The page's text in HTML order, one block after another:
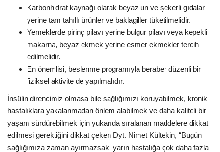
Karbonhidrat kaynağı olarak beyaz un ve şekerli gıdalar
yerine tam tahıllı ürünler ve baklagiller tüketilmelidir.
Yemeklerde pirinç pilavı yerine bulgur pilavı veya kepekli
makarna, beyaz ekmek yerine esmer ekmekler tercih
edilmelidir.
En önemlisi, beslenme programıyla beraber düzenli bir
fiziksel aktivite de yapılmalıdır.
İnsülin direncimiz olmasa bile sağlığımızı koruyabilmek, kronik
hastalıklara yakalanmadan önlem alabilmek ve daha kaliteli bir
yaşam sürdürebilmek için yukarıda sıralanan maddelere dikkat
edilmesi gerektiğini dikkat çeken Dyt. Nimet Kültekin, “Bugün
sağlığımıza zaman ayırmazsak, yarın hastalığa çok daha fazla